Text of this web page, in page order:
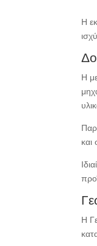
Η
Η
και
Η